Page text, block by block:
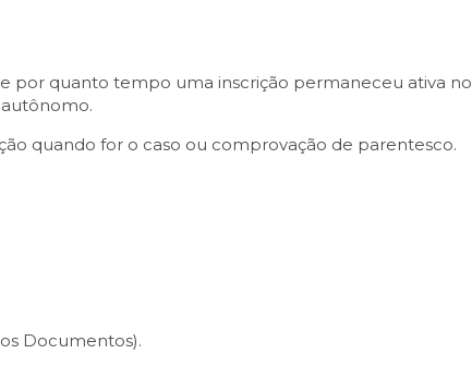
por quanto tempo uma inscrição permaneceu ativa no
quando for o caso ou comprovação de parentesco.
Documentos).